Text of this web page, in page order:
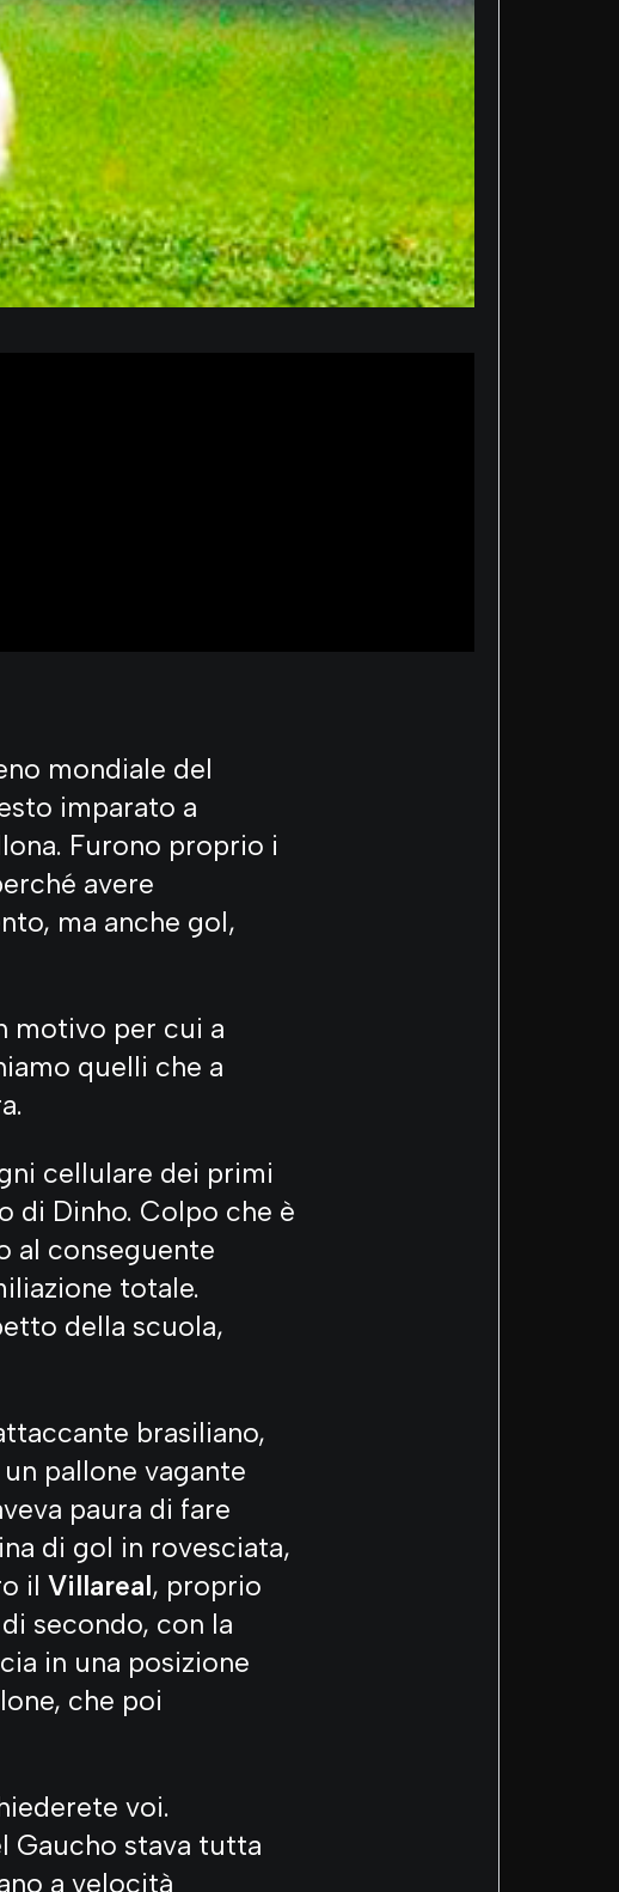
mondiale del
imparato a
Furono proprio i
avere
ma anche gol,
motivo per cui a
quelli che a
cellulare dei primi
di Dinho. Colpo che è
al conseguente
totale.
della scuola,
brasiliano,
pallone vagante
paura di fare
di gol in rovesciata,
il Villareal, proprio
secondo, con la
in una posizione
che poi
voi.
Gaucho stava tutta
a velocità